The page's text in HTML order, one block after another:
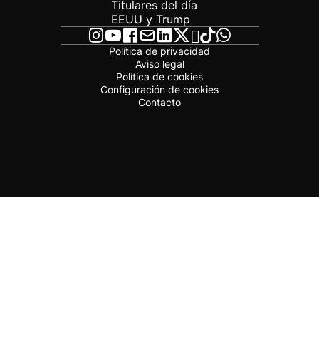
Titulares del día
EEUU y Trump
Política de privacidad
Aviso legal
Política de cookies
Configuración de cookies
Contacto